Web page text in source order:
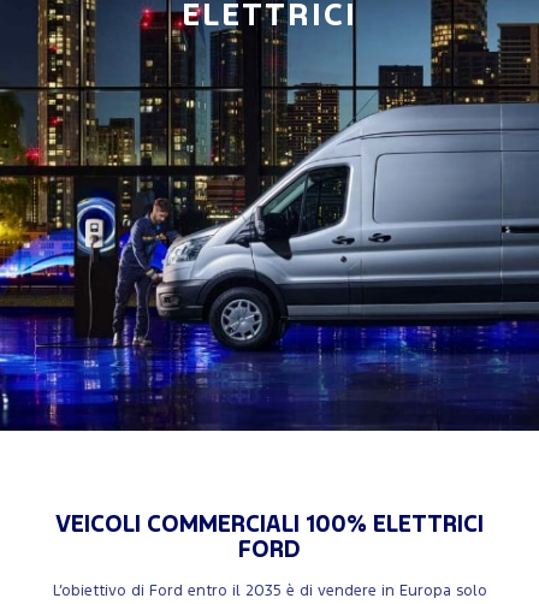
ELETTRICI
VEICOLI COMMERCIALI 100% ELETTRICI
FORD
L’obiettivo di Ford entro il 2035 è di vendere in Europa solo